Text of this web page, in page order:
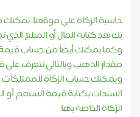
حاسبة الزكاة على موقعنا،
بك بعد كتابة المال أو المبلغ
وكما يمكنك أيضاً من حساب
مقدار الذهب وبالتالي تتعرف على
ويمكنك حساب الزكاة
السندات بكتابة قيمة السهم أو
الزكاة الخاصة بها